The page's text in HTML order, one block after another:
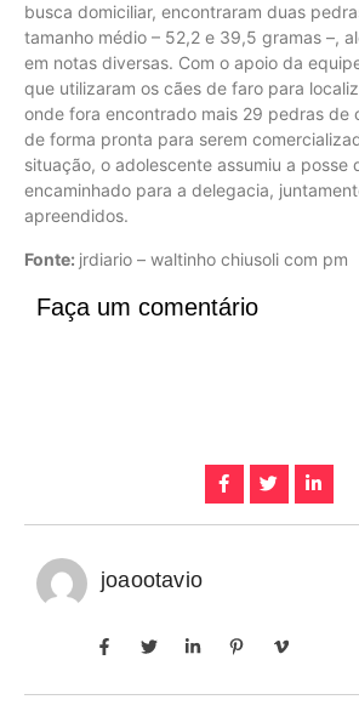
busca domiciliar, encontraram duas
tamanho médio – 52,2 e 39,5 gramas –,
em notas diversas. Com o apoio da
que utilizaram os cães de faro para
onde fora encontrado mais 29 pedras de
de forma pronta para serem
situação, o adolescente assumiu a posse
encaminhado para a delegacia,
apreendidos.
Fonte: jrdiario – waltinho chiusoli com pm
Faça um comentário
joaootavio